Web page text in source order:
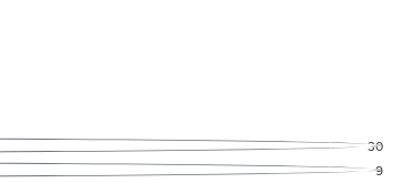
30
9